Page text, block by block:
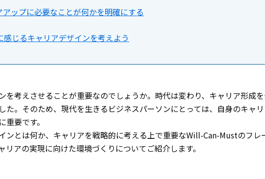
ップに必要なことが何かを明確にする
じるキャリアデザインを考えよう
を考えさせることが重要なのでしょうか。時代は変わり、キャリア形成
た。そのため、現代を生きるビジネスパーソンにとっては、自身のキャ
要です。
ンとは何か、キャリアを戦略的に考える上で重要なWill-Can-Mustのフレ
アの実現に向けた環境づくりについてご紹介します。